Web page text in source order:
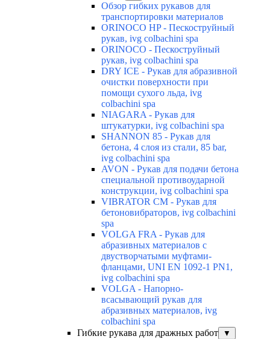
Обзор гибких рукавов для
транспортировки материалов
ORINOCO HP - Пескоструйный
рукав, ivg colbachini spa
ORINOCO - Пескоструйный
рукав, ivg colbachini spa
DRY ICE - Рукав для абразивной
очистки поверхности при
помощи сухого льда, ivg
colbachini spa
NIAGARA - Рукав для
штукатурки, ivg colbachini spa
SHANNON 85 - Рукав для
бетона, 4 слоя из стали, 85 bar,
ivg colbachini spa
AVON - Рукав для подачи бетона
специальной противоударной
конструкции, ivg colbachini spa
VIBRATOR CM - Рукав для
бетоновибраторов, ivg colbachini
spa
VOLGA FRA - Рукав для
абразивных материалов с
двустворчатыми муфтами-
фланцами, UNI EN 1092-1 PN1,
ivg colbachini spa
VOLGA - Напорно-
всасывающий рукав для
абразивных материалов, ivg
colbachini spa
Гибкие рукава для дражных работ
▼